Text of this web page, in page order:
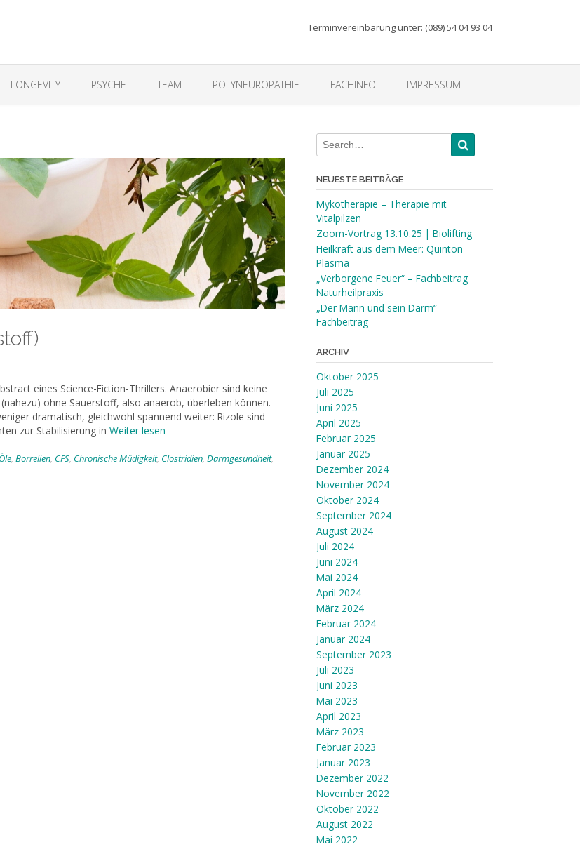
Terminvereinbarung unter: (089) 54 04 93 04
LONGEVITY PSYCHE TEAM POLYNEUROPATHIE FACHINFO IMPRESSUM
eines Science-Fiction-Thrillers. Anaerobier sind keine
ohne Sauerstoff, also anaerob, überleben können.
dramatisch, gleichwohl spannend weiter: Rizole sind
zur Stabilisierung in Weiter lesen
, Borrelien, CFS, Chronische Müdigkeit, Clostridien, Darmgesundheit,
NEUESTE BEITRÄGE
Mykotherapie – Therapie mit
Vitalpilzen
Zoom-Vortrag 13.10.25 | Biolifting
Heilkraft aus dem Meer: Quinton
Plasma
„Verborgene Feuer“ – Fachbeitrag
Naturheilpraxis
„Der Mann und sein Darm“ –
Fachbeitrag
ARCHIV
Oktober 2025
Juli 2025
Juni 2025
April 2025
Februar 2025
Januar 2025
Dezember 2024
November 2024
Oktober 2024
September 2024
August 2024
Juli 2024
Juni 2024
Mai 2024
April 2024
März 2024
Februar 2024
Januar 2024
September 2023
Juli 2023
Juni 2023
Mai 2023
April 2023
März 2023
Februar 2023
Januar 2023
Dezember 2022
November 2022
Oktober 2022
August 2022
Mai 2022